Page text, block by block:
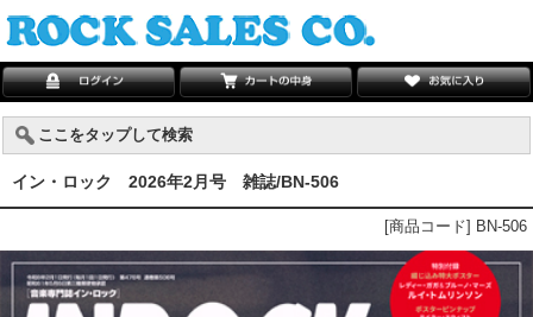
ここをタップして検索
イン・ロック 2026年2月号 雑誌/BN-506
[商品コード] BN-506